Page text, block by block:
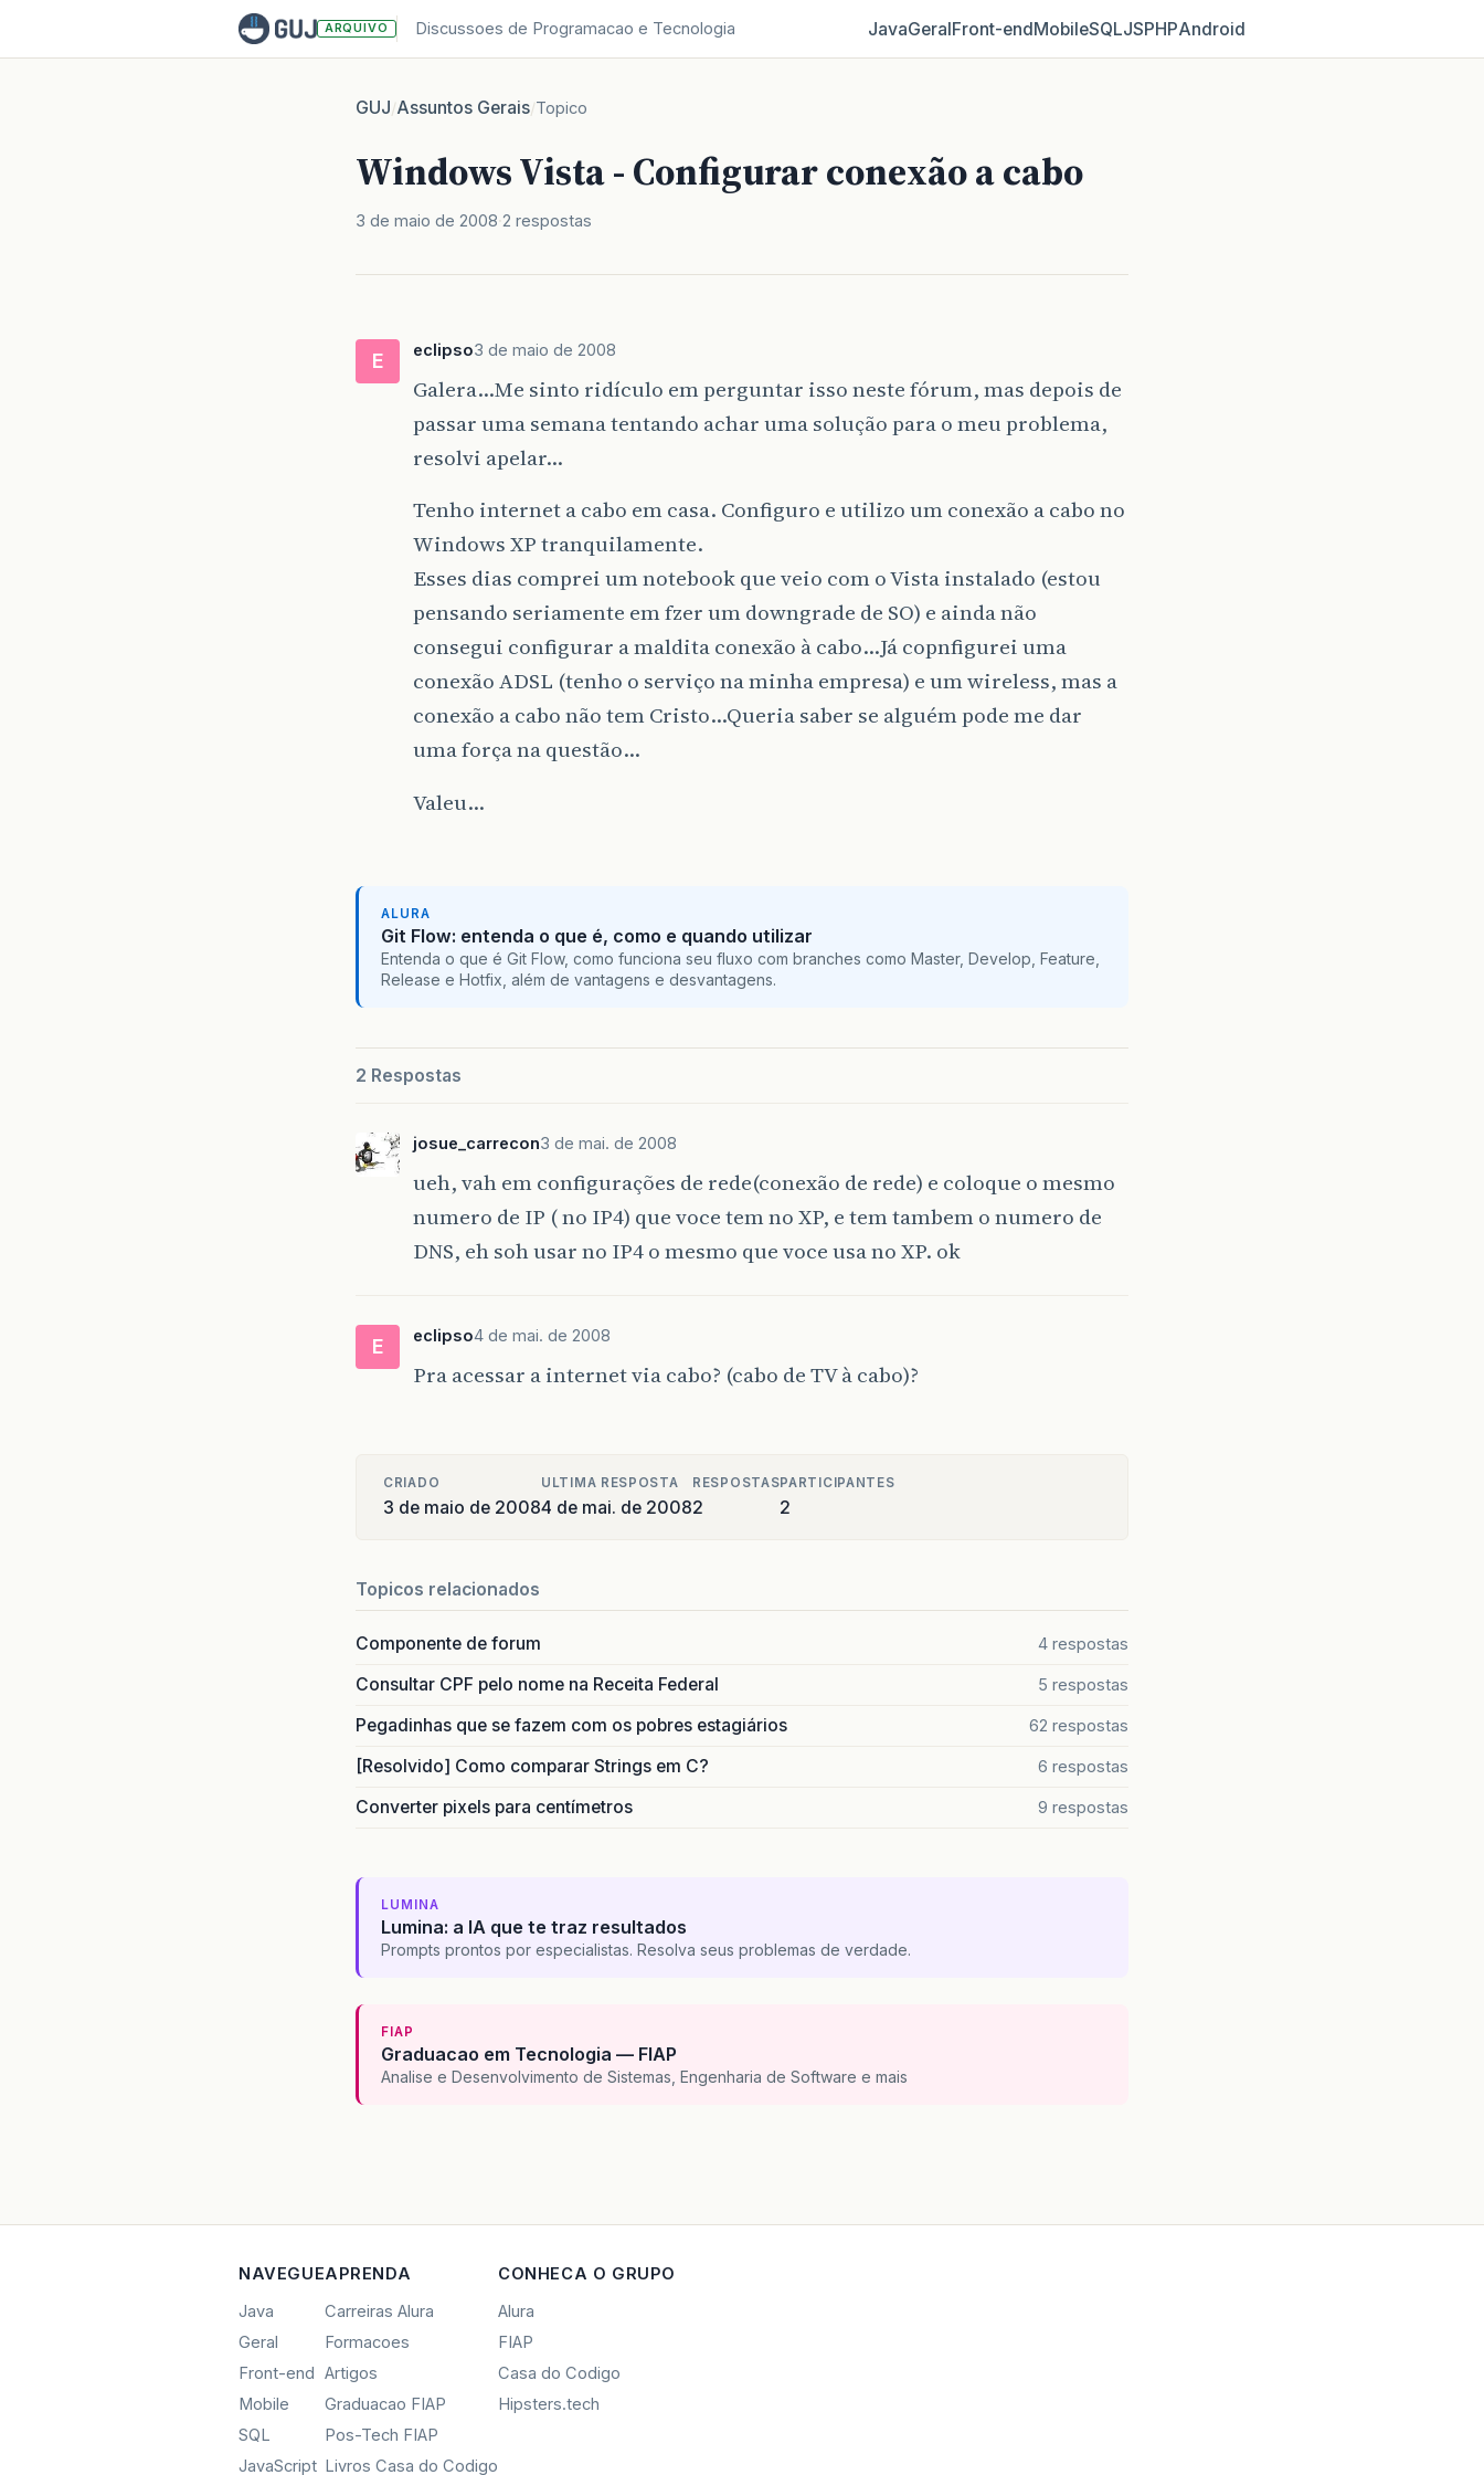
ARQUIVO Discussoes de Programacao e Tecnologia JavaGeralFront‑endMobileSQLJSPHPAndroid
GUJ/Assuntos Gerais/Topico
Windows Vista - Configurar conexão a cabo
3 de maio de 2008 2 respostas
E eclipso3 de maio de 2008
Galera…Me sinto ridículo em perguntar isso neste fórum, mas depois de
passar uma semana tentando achar uma solução para o meu problema,
resolvi apelar…
Tenho internet a cabo em casa. Configuro e utilizo um conexão a cabo no
Windows XP tranquilamente.
Esses dias comprei um notebook que veio com o Vista instalado (estou
pensando seriamente em fzer um downgrade de SO) e ainda não
consegui configurar a maldita conexão à cabo…Já copnfigurei uma
conexão ADSL (tenho o serviço na minha empresa) e um wireless, mas a
conexão a cabo não tem Cristo…Queria saber se alguém pode me dar
uma força na questão…
Valeu…
ALURA
Git Flow: entenda o que é, como e quando utilizar
Entenda o que é Git Flow, como funciona seu fluxo com branches como Master, Develop, Feature,
Release e Hotfix, além de vantagens e desvantagens.
2 Respostas
josue_carrecon3 de mai. de 2008
ueh, vah em configurações de rede(conexão de rede) e coloque o mesmo
numero de IP ( no IP4) que voce tem no XP, e tem tambem o numero de
DNS, eh soh usar no IP4 o mesmo que voce usa no XP. ok
E eclipso4 de mai. de 2008
Pra acessar a internet via cabo? (cabo de TV à cabo)?
CRIADO
3 de maio de 2008
ULTIMA RESPOSTA
4 de mai. de 2008
RESPOSTAS
2
PARTICIPANTES
2
Topicos relacionados
Componente de forum 4 respostas
Consultar CPF pelo nome na Receita Federal 5 respostas
Pegadinhas que se fazem com os pobres estagiários 62 respostas
[Resolvido] Como comparar Strings em C? 6 respostas
Converter pixels para centímetros 9 respostas
LUMINA
Lumina: a IA que te traz resultados
Prompts prontos por especialistas. Resolva seus problemas de verdade.
FIAP
Graduacao em Tecnologia — FIAP
Analise e Desenvolvimento de Sistemas, Engenharia de Software e mais
NAVEGUE
Java
Geral
Front-end
Mobile
SQL
JavaScript
APRENDA
Carreiras Alura
Formacoes
Artigos
Graduacao FIAP
Pos-Tech FIAP
Livros Casa do Codigo
CONHECA O GRUPO
Alura
FIAP
Casa do Codigo
Hipsters.tech